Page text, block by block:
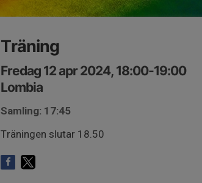
Träning
Fredag 12 apr 2024, 18:00-19:00
Lombia
Samling: 17:45
Träningen slutar 18.50